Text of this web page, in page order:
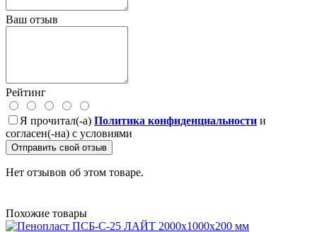
Ваш отзыв
Рейтинг
Я прочитал(-а) Политика конфиденциальности и
согласен(-на) с условиями
Отправить свой отзыв
Нет отзывов об этом товаре.
Похожие товары